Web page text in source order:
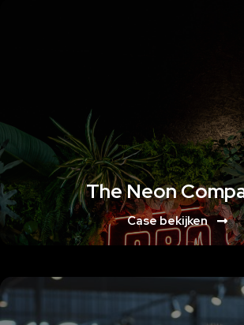
The Neon
Case bekijken
Lorem ipsum dolor sit amet, consectetur
nec ullamcorper mattis, pulvinar dapibus leo
Lorem ipsum dolor sit amet, consectetur adipiscing